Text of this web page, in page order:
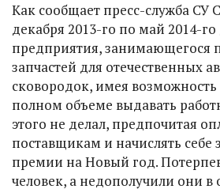
Как сообщает пресс-служба СУ
декабря 2013-го по май 2014-
предприятия, занимающегося
запчастей для отечественных
сковородок, имея
полном объеме выдавать
этого не делал, предпочитая
поставщикам и начислять себе
премии на Новый год.
человек, а недополучили они